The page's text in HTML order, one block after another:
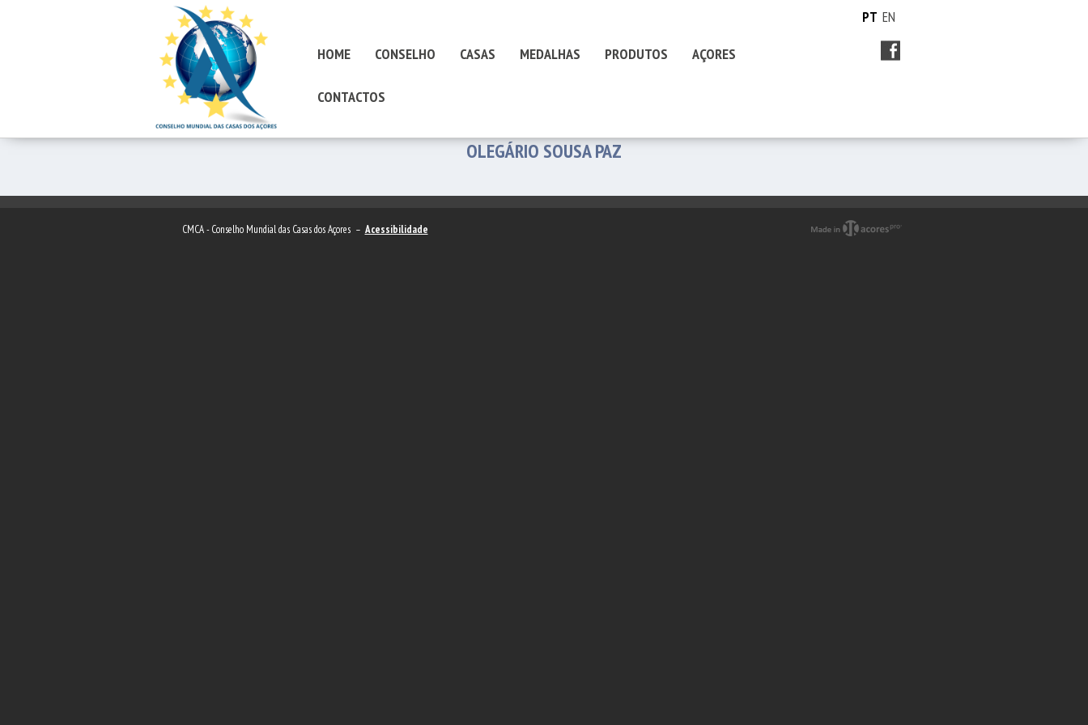
HOME CONSELHO CASAS MEDALHAS PRODUTOS AÇORES
CONTACTOS
PT EN
OLEGÁRIO SOUSA PAZ
CMCA - Conselho Mundial das Casas dos Açores – Acessibilidade